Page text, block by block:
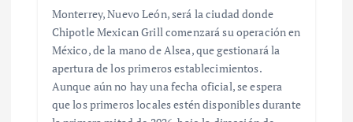
Monterrey, Nuevo León, será la ciudad donde
Chipotle Mexican Grill comenzará su operación en
México, de la mano de Alsea, que gestionará la
apertura de los primeros establecimientos.
Aunque aún no hay una fecha oficial, se espera
que los primeros locales estén disponibles durante